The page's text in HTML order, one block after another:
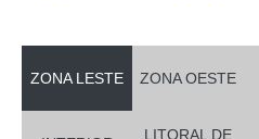
cartão de visita pvc valor Vila Chica
ZONA LESTE ZONA OESTE
LITORAL DE